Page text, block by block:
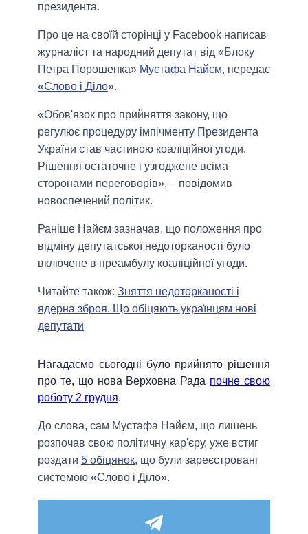
президента.
Про це на своїй сторінці у Facebook написав
журналіст та народний депутат від «Блоку
Петра Порошенка» Мустафа Найєм, передає
«Слово і Діло».
«Обов'язок про прийняття закону, що
регулює процедуру імпічменту Президента
України став частиною коаліційної угоди.
Рішення остаточне і узгоджене всіма
сторонами переговорів», – повідомив
новоспечений політик.
Раніше Найєм зазначав, що положення про
відміну депутатської недоторканості було
включене в преамбулу коаліційної угоди.
Читайте також: Зняття недоторканості і
ядерна зброя. Що обіцяють українцям нові
депутати
Нагадаємо сьогодні було прийнято рішення
про те, що нова Верховна Рада почне свою
роботу 2 грудня.
До слова, сам Мустафа Найєм, що лишень
розпочав свою політичну кар'єру, уже встиг
роздати 5 обіцянок, що були зареєстровані
системою «Слово і Діло».